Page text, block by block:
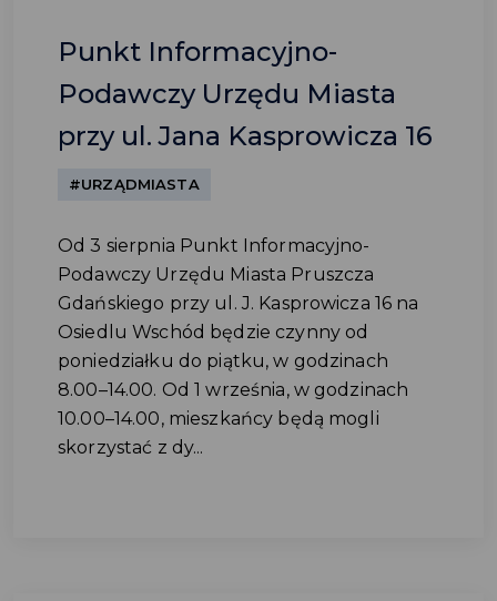
Punkt Informacyjno-
Podawczy Urzędu Miasta
przy ul. Jana Kasprowicza 16
#URZĄDMIASTA
Od 3 sierpnia Punkt Informacyjno-
Podawczy Urzędu Miasta Pruszcza
Gdańskiego przy ul. J. Kasprowicza 16 na
Osiedlu Wschód będzie czynny od
poniedziałku do piątku, w godzinach
8.00–14.00. Od 1 września, w godzinach
10.00–14.00, mieszkańcy będą mogli
skorzystać z dy...